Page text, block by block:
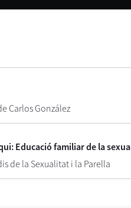
Carlos González
Educació familiar de la
de la Sexualitat i la Parella